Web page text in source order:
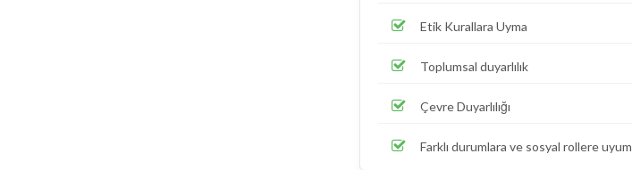
Etik Kurallara Uyma
Toplumsal duyarlılık
Çevre Duyarlılığı
Farklı durumlara ve sosyal rollere uyum